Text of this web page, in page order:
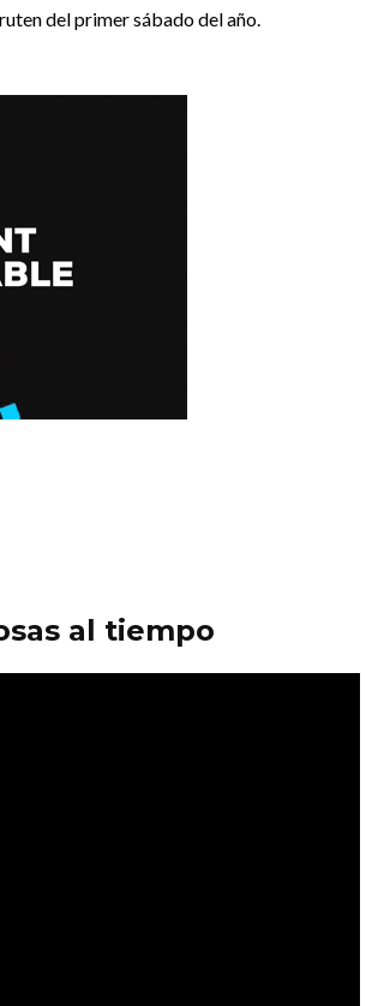
del primer sábado del año.
al tiempo